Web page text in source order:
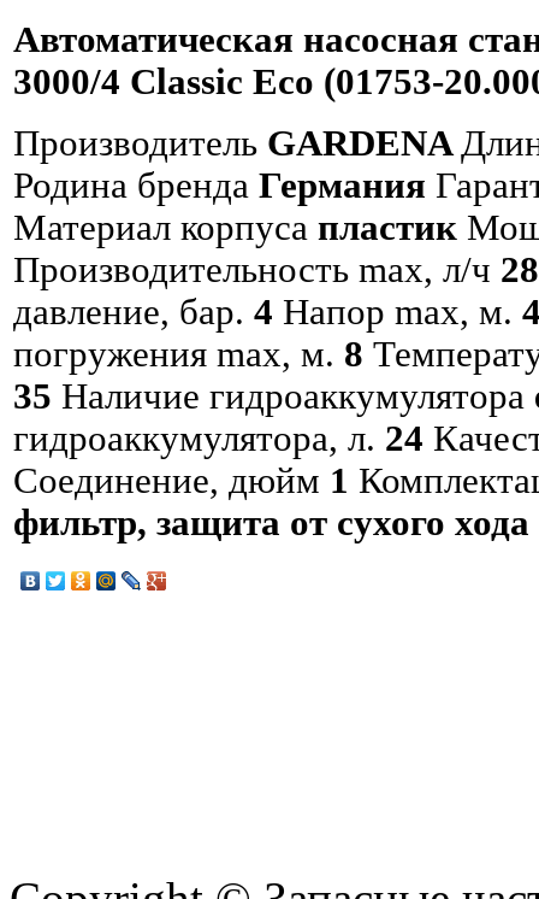
Автоматическая насосная
3000/4 Classic Eco (01753-
Производитель GARDENA
Родина бренда Германия
Материал корпуса пластик
Производительность max, л/ч
давление, бар. 4 Напор max, м.
погружения max, м. 8
35 Наличие гидроаккумулятора
гидроаккумулятора, л. 24
Соединение, дюйм 1
фильтр, защита от сухого хода